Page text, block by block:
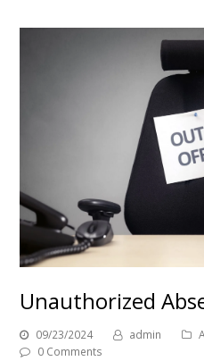
Unauthorized
09/23/2024 admin
0 Comments